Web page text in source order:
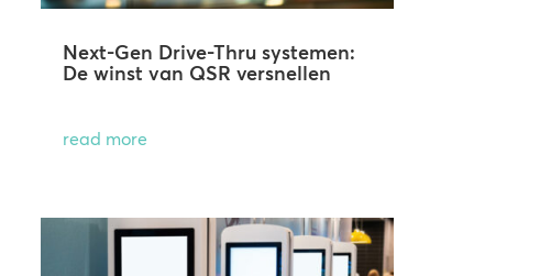
Next-Gen Drive-Thru systemen:
De winst van QSR versnellen
read more